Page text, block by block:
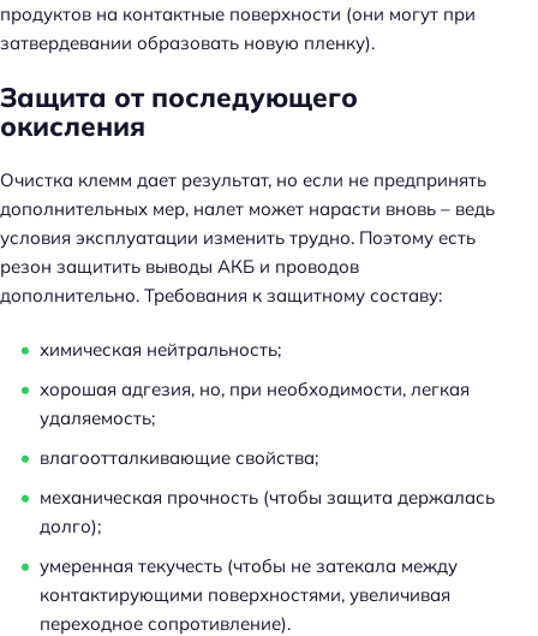
продуктов на контактные поверхности (они могут при
затвердевании образовать новую пленку).
Защита от последующего
окисления
Очистка клемм дает результат, но если не предпринять
дополнительных мер, налет может нарасти вновь – ведь
условия эксплуатации изменить трудно. Поэтому есть
резон защитить выводы АКБ и проводов
дополнительно. Требования к защитному составу:
химическая нейтральность;
хорошая адгезия, но, при необходимости, легкая
удаляемость;
влагоотталкивающие свойства;
механическая прочность (чтобы защита держалась
долго);
умеренная текучесть (чтобы не затекала между
контактирующими поверхностями, увеличивая
переходное сопротивление).